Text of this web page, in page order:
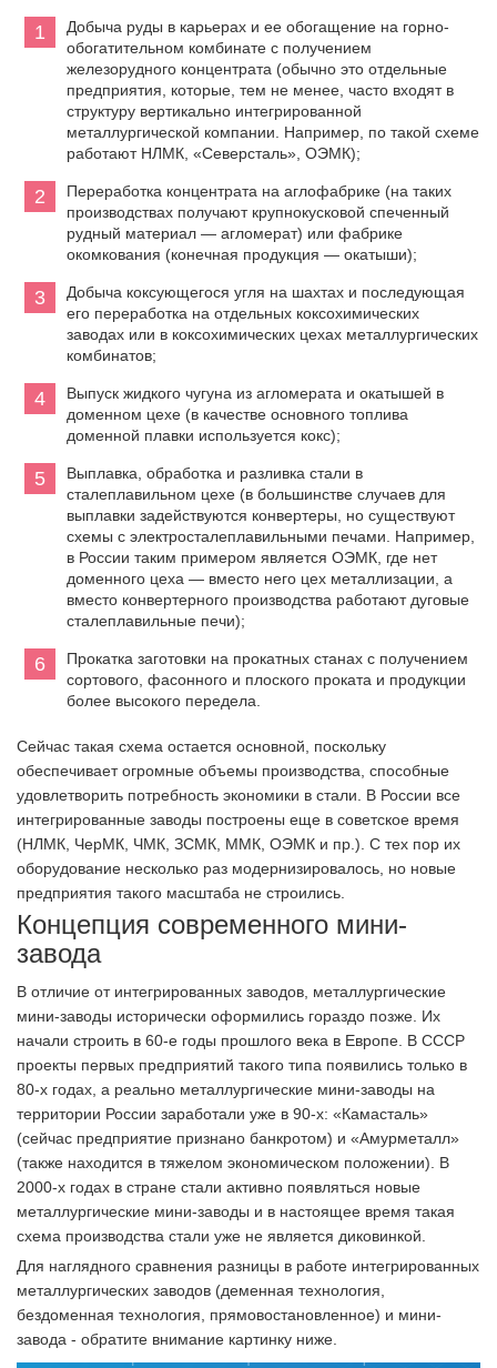
Добыча руды в карьерах и ее обогащение на горно-
обогатительном комбинате с получением
железорудного концентрата (обычно это отдельные
предприятия, которые, тем не менее, часто входят в
структуру вертикально интегрированной
металлургической компании. Например, по такой схеме
работают НЛМК, «Северсталь», ОЭМК);
Переработка концентрата на аглофабрике (на таких
производствах получают крупнокусковой спеченный
рудный материал — агломерат) или фабрике
окомкования (конечная продукция — окатыши);
Добыча коксующегося угля на шахтах и последующая
его переработка на отдельных коксохимических
заводах или в коксохимических цехах металлургических
комбинатов;
Выпуск жидкого чугуна из агломерата и окатышей в
доменном цехе (в качестве основного топлива
доменной плавки используется кокс);
Выплавка, обработка и разливка стали в
сталеплавильном цехе (в большинстве случаев для
выплавки задействуются конвертеры, но существуют
схемы с электросталеплавильными печами. Например,
в России таким примером является ОЭМК, где нет
доменного цеха — вместо него цех металлизации, а
вместо конвертерного производства работают дуговые
сталеплавильные печи);
Прокатка заготовки на прокатных станах с получением
сортового, фасонного и плоского проката и продукции
более высокого передела.
Сейчас такая схема остается основной, поскольку
обеспечивает огромные объемы производства, способные
удовлетворить потребность экономики в стали. В России все
интегрированные заводы построены еще в советское время
(НЛМК, ЧерМК, ЧМК, ЗСМК, ММК, ОЭМК и пр.). С тех пор их
оборудование несколько раз модернизировалось, но новые
предприятия такого масштаба не строились.
Концепция современного мини-
завода
В отличие от интегрированных заводов, металлургические
мини-заводы исторически оформились гораздо позже. Их
начали строить в 60-е годы прошлого века в Европе. В СССР
проекты первых предприятий такого типа появились только в
80-х годах, а реально металлургические мини-заводы на
территории России заработали уже в 90-х: «Камасталь»
(сейчас предприятие признано банкротом) и «Амурметалл»
(также находится в тяжелом экономическом положении). В
2000-х годах в стране стали активно появляться новые
металлургические мини-заводы и в настоящее время такая
схема производства стали уже не является диковинкой.
Для наглядного сравнения разницы в работе интегрированных
металлургических заводов (деменная технология,
бездоменная технология, прямовостановленное) и мини-
завода - обратите внимание картинку ниже.